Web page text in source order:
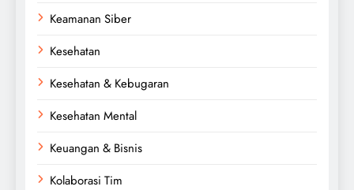
Keamanan Siber
Kesehatan
Kesehatan & Kebugaran
Kesehatan Mental
Keuangan & Bisnis
Kolaborasi Tim